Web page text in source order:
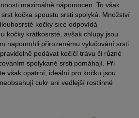
maximálně nápomocen. To však
kočka spoustu srsti spolyká. Množství
kočky sice odpovídá
kočky krátkosrsté, avšak chlupy jsou
napomohli přirozenému vylučování srsti
podávat kočičí trávu či různé
spolykané srsti pomáhají. Při
však opatrní, ideální pro kočku jsou
cukr ani vedlejší rostlinné